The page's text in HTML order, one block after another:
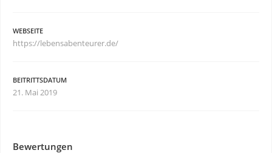
WEBSEITE
https://lebensabenteurer.de/
BEITRITTSDATUM
21. Mai 2019
Bewertungen